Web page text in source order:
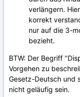
verlängern.
korrekt
nur auf die 3-
bezieht.
BTW: Der Begriff
Vorgehen zu
Gesetz-Deutsch und
nicht geläufig sein.